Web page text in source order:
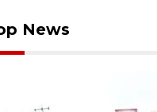
News